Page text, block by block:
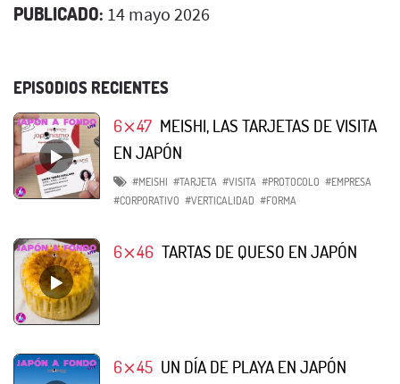
PUBLICADO: 14 mayo 2026
EPISODIOS RECIENTES
6⨯47 MEISHI, LAS TARJETAS DE VISITA
EN JAPÓN
#MEISHI #TARJETA #VISITA #PROTOCOLO #EMPRESA
#CORPORATIVO #VERTICALIDAD #FORMA
6⨯46 TARTAS DE QUESO EN JAPÓN
6⨯45 UN DÍA DE PLAYA EN JAPÓN